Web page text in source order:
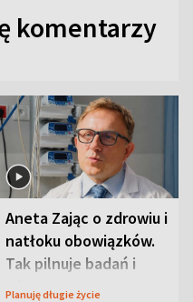
komentarzy
Aneta Zając o zdrowiu i
natłoku obowiązków.
Tak pilnuje badań i
wizyt
Planuję długie życie